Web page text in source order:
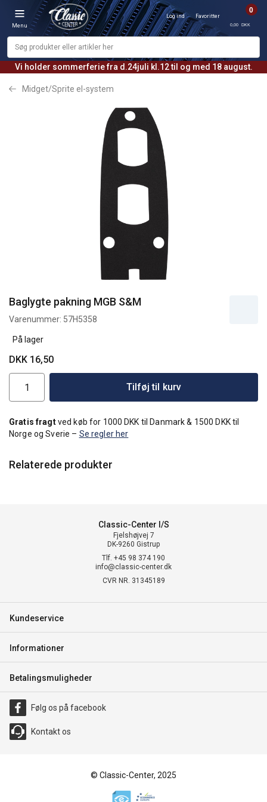
Vi holder sommerferie fra d.24juli kl.12 til og med 18 august.
Menu
Log ind Favoritter
0
0,00 DKK
Midget/Sprite el-system
Baglygte pakning MGB S&M
Varenummer: 57H5358
På lager
DKK 16,50
Tilføj til kurv
Gratis fragtved køb for 1000 DKK til Danmark & 1500 DKK til
Norge og Sverie – Se regler her
Relaterede produkter
Classic-Center I/S
Fjelshøjvej 7
DK-9260 Gistrup
Tlf. +45 98 374 190
info@classic-center.dk
CVR NR. 31345189
Kundeservice
Informationer
Betalingsmuligheder
Følg os på facebook
Kontakt os
© Classic-Center, 2025